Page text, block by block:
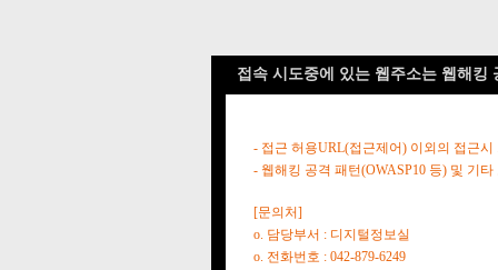
접속 시도중에 있는 웹주소는 웹해킹
- 접근 허용URL(접근제어) 이외의 접근시
- 웹해킹 공격 패턴(OWASP10 등) 및 기
[문의처]
o. 담당부서 : 디지털정보실
o. 전화번호 : 042-879-6249